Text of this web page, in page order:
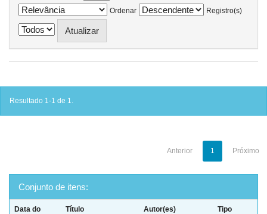
Ordenar
Registro(s)
Resultado 1-1 de 1.
Anterior 1 Próximo
Conjunto de itens:
Data do
Título Autor(es) Tipo